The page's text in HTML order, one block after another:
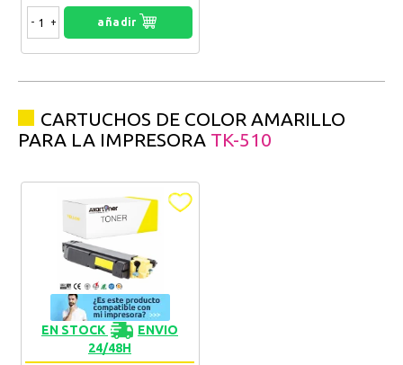
- + añadir
CARTUCHOS DE COLOR AMARILLO
PARA LA IMPRESORA TK-510
EN STOCK
ENVIO
24/48H